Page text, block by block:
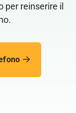
per reinserire il